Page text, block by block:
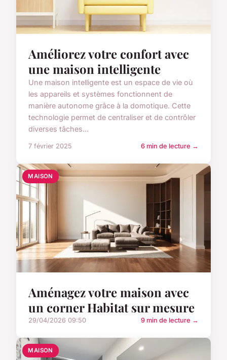
Améliorez votre confort avec
une maison intelligente
Une maison intelligente est un espace de vie où
les appareils et systèmes fonctionnent de
manière autonome grâce à la domotique. Cette
technologie permet de centraliser et de contrôler
diverses tâches...
7 février 2025 6 min de lecture →
MAISON
Aménagez votre maison avec
un corner Habitat sur mesure
29/04/2026 09:50 9 min de lecture →
MAISON